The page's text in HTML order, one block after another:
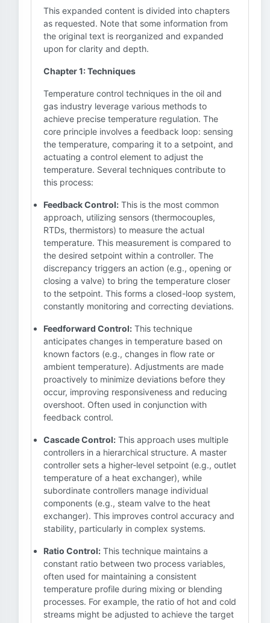
This expanded content is divided into chapters
as requested. Note that some information from
the original text is reorganized and expanded
upon for clarity and depth.
Chapter 1: Techniques
Temperature control techniques in the oil and
gas industry leverage various methods to
achieve precise temperature regulation. The
core principle involves a feedback loop: sensing
the temperature, comparing it to a setpoint, and
actuating a control element to adjust the
temperature. Several techniques contribute to
this process:
Feedback Control: This is the most common
approach, utilizing sensors (thermocouples,
RTDs, thermistors) to measure the actual
temperature. This measurement is compared to
the desired setpoint within a controller. The
discrepancy triggers an action (e.g., opening or
closing a valve) to bring the temperature closer
to the setpoint. This forms a closed-loop system,
constantly monitoring and correcting deviations.
Feedforward Control: This technique
anticipates changes in temperature based on
known factors (e.g., changes in flow rate or
ambient temperature). Adjustments are made
proactively to minimize deviations before they
occur, improving responsiveness and reducing
overshoot. Often used in conjunction with
feedback control.
Cascade Control: This approach uses multiple
controllers in a hierarchical structure. A master
controller sets a higher-level setpoint (e.g., outlet
temperature of a heat exchanger), while
subordinate controllers manage individual
components (e.g., steam valve to the heat
exchanger). This improves control accuracy and
stability, particularly in complex systems.
Ratio Control: This technique maintains a
constant ratio between two process variables,
often used for maintaining a consistent
temperature profile during mixing or blending
processes. For example, the ratio of hot and cold
streams might be adjusted to achieve the target